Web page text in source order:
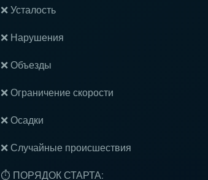
❌ Усталость
❌ Нарушения
❌ Объезды
❌ Ограничение скорости
❌ Осадки
❌ Случайные происшествия
⏱ ПОРЯДОК СТАРТА: